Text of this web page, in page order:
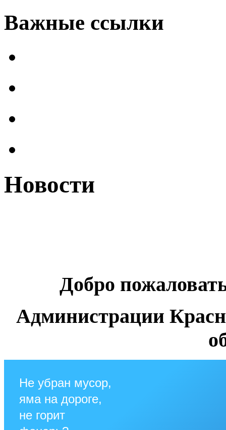
Важные ссылки
Новости
Добро
Администрации
Не убран мусор,
яма на дороге,
не горит